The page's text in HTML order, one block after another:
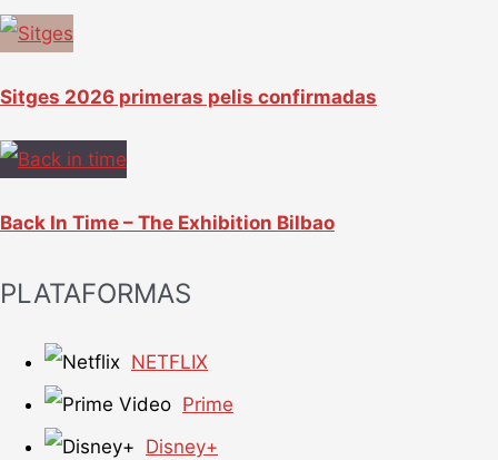
Sitges 2026 primeras pelis confirmadas
Back In Time – The Exhibition Bilbao
PLATAFORMAS
NETFLIX
Prime
Disney+